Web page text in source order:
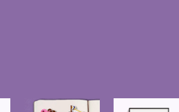
Ennek
Ártartomány: